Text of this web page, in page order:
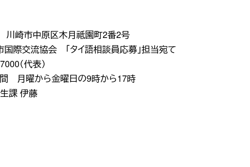
崎市中原区木月祗園町2番2号
際交流協会 「タイ語相談員応募」担当宛て
（代表）
間 月曜から金曜日の9時から17時
課 伊藤